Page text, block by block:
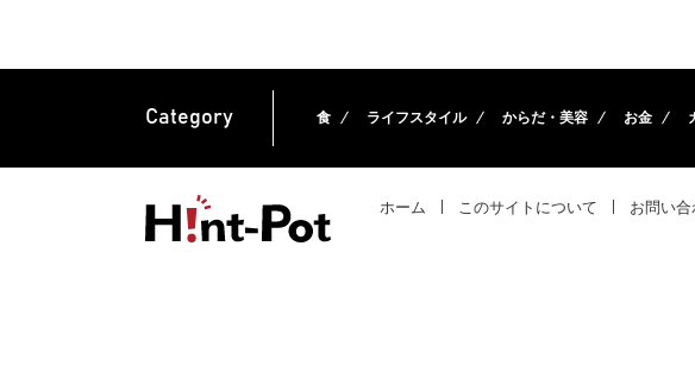
Category 食 ライフスタイル からだ・美容 お金
ホーム このサイトについて お問い合